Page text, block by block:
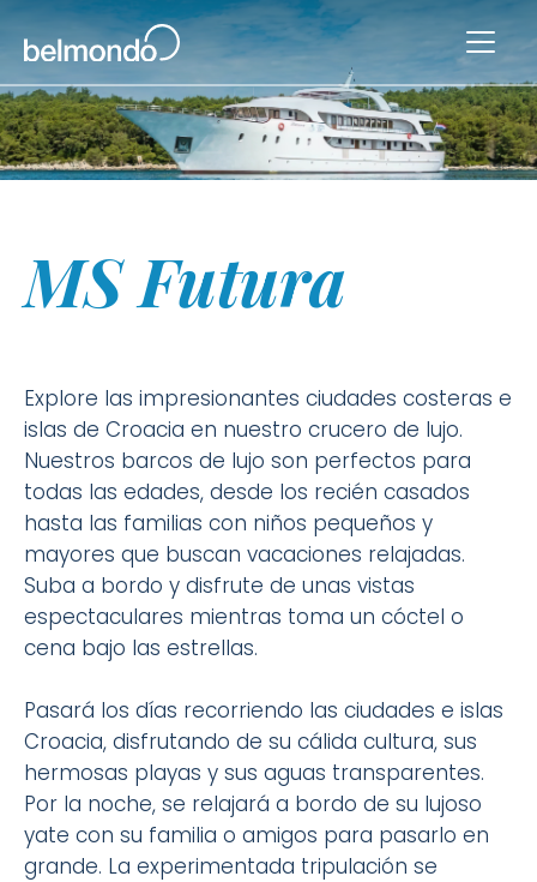
MS Futura
Explore las impresionantes ciudades costeras e
islas de Croacia en nuestro crucero de lujo.
Nuestros barcos de lujo son perfectos para
todas las edades, desde los recién casados
hasta las familias con niños pequeños y
mayores que buscan vacaciones relajadas.
Suba a bordo y disfrute de unas vistas
espectaculares mientras toma un cóctel o
cena bajo las estrellas.
Pasará los días recorriendo las ciudades e islas
Croacia, disfrutando de su cálida cultura, sus
hermosas playas y sus aguas transparentes.
Por la noche, se relajará a bordo de su lujoso
yate con su familia o amigos para pasarlo en
grande. La experimentada tripulación se